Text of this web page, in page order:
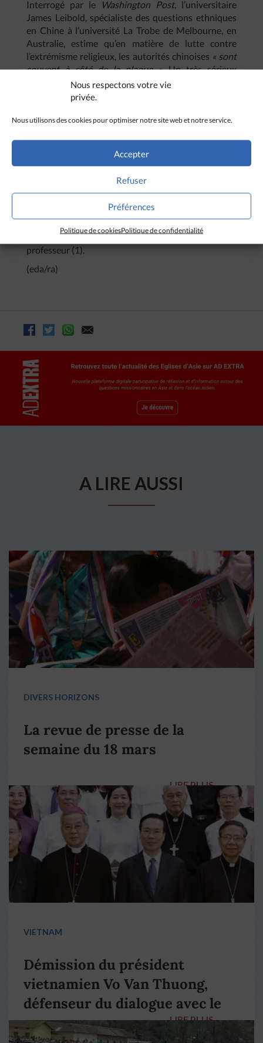
Nous respectons votre vie
privée.
Nous utilisons des cookies pour optimiser notre site web et notre service.
Accepter
Refuser
Préférences
Politique de cookiesPolitique de confidentialité
Interrogé par le Washington Post, l’universitaire
James Leibold, spécialiste des questions ethniques
en Chine à l’université La Trobe de Melbourne, en
Australie, estime qu’en matière de lutte contre
l’extrémisme religieux, les autorités chinoises « sont
souvent à côté de la plaque ».Un très sérieux
manque de compréhension de la situation les amène
à se concentrer sur ce qu’elles perçoivent comme les
radicalisation, tels que le port de barbe, du voile ou
qui en découlent ne font qu’enflammer les tensions
l’extrémisme religieux ; ils contribuent à aliéner les
exacerbant le sentiment qu’ils ne sont pas les
dominée par les Chinois Han », analyse ce
professeur (1).
(eda/ra)
A LIRE AUSSI
DIVERS HORIZONS
La revue de presse de la
semaine du 18 mars
LIRE PLUS →
VIETNAM
Démission du président
vietnamien Vo Van Thuong,
défenseur du dialogue avec le
pape François
LIRE PLUS →